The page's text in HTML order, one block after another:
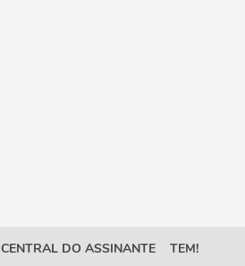
CENTRAL DO ASSINANTE
TEM!